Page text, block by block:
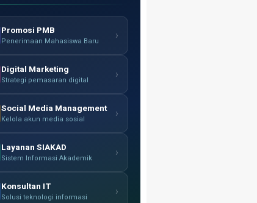
Promosi PMB
Penerimaan Mahasiswa Baru ›
Digital Marketing
Strategi pemasaran digital ›
Social Media Management
Kelola akun media sosial ›
Layanan SIAKAD
Sistem Informasi Akademik ›
Konsultan IT
Solusi teknologi informasi ›